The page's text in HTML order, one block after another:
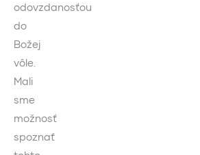
odovzdanosťou
do
Božej
vôle.
Mali
sme
možnosť
spoznať